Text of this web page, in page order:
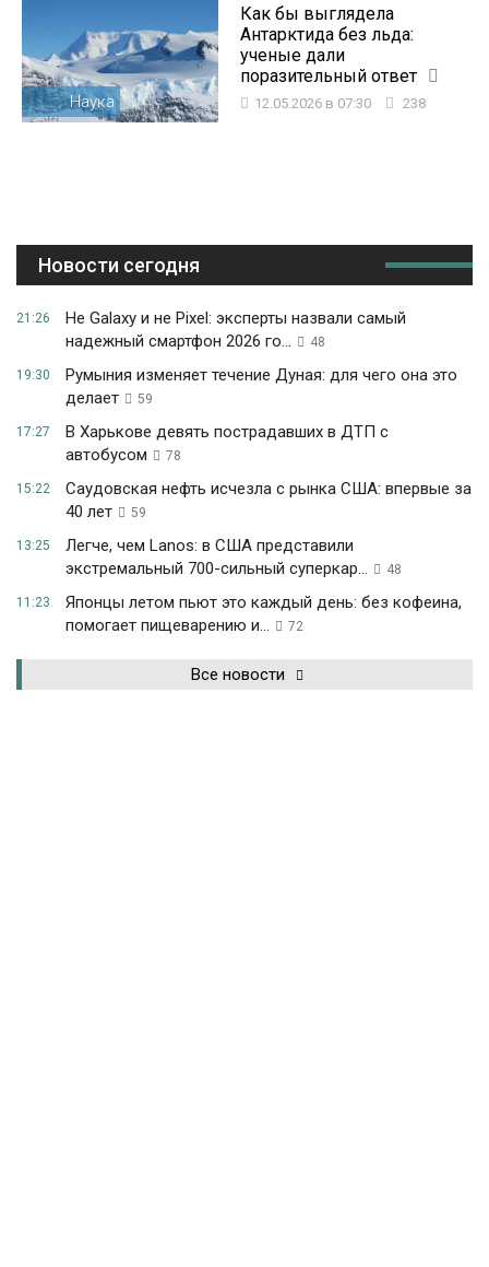
Наука
Как бы выглядела
Антарктида без льда:
ученые дали
поразительный ответ
12.05.2026 в 07:30 238
Новости сегодня
21:26
Не Galaxy и не Pixel: эксперты назвали самый
надежный смартфон 2026 го...
48
19:30
Румыния изменяет течение Дуная: для чего она это
делает
59
17:27
В Харькове девять пострадавших в ДТП с
автобусом
78
15:22
Саудовская нефть исчезла с рынка США: впервые за
40 лет
59
13:25
Легче, чем Lanos: в США представили
экстремальный 700-сильный суперкар...
48
11:23
Японцы летом пьют это каждый день: без кофеина,
помогает пищеварению и...
72
Все новости